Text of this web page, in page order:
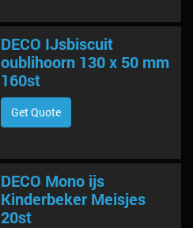
DECO IJsbiscuit
oublihoorn 130 x 50 mm
160st
Get Quote
DECO Mono ijs
Kinderbeker Meisjes
20st